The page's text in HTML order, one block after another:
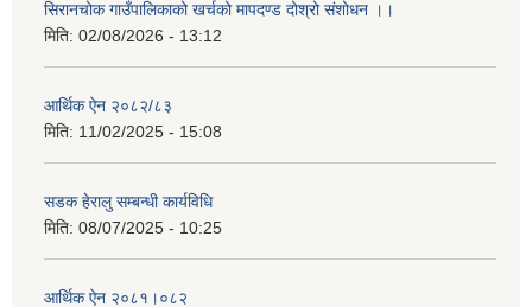
सिरानचोक गाउँपालिकाको खर्चको मापदण्ड दोश्रो संशोधन ।।
मिति: 02/08/2026 - 13:12
आर्थिक ऐन २०८२/८३
मिति: 11/02/2025 - 15:08
सडक हेरालु सम्बन्धी कार्यविधि
मिति: 08/07/2025 - 10:25
आर्थिक ऐन २०८१।०८२